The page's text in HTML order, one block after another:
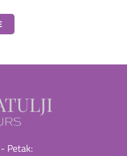
Petak: